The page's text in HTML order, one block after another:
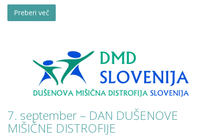
Preberi več
7. september – DAN DUŠENOVE
MIŠIČNE DISTROFIJE